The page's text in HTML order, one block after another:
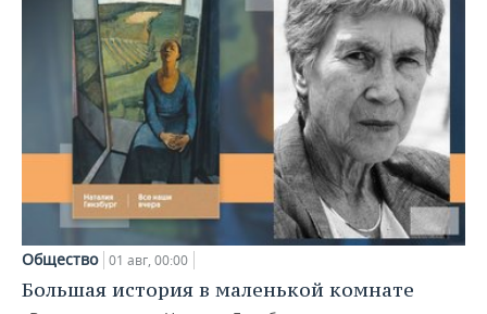
Общество 01 авг, 00:00
Большая история в маленькой комнате